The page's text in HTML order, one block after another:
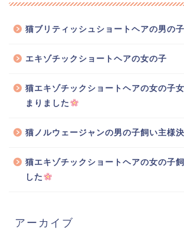
猫ブリティッシュショートヘアの男の子
エキゾチックショートヘアの女の子
猫エキゾチックショートヘアの女の子
まりました
猫ノルウェージャンの男の子飼い主様
猫エキゾチックショートヘアの女の子
した
アーカイブ